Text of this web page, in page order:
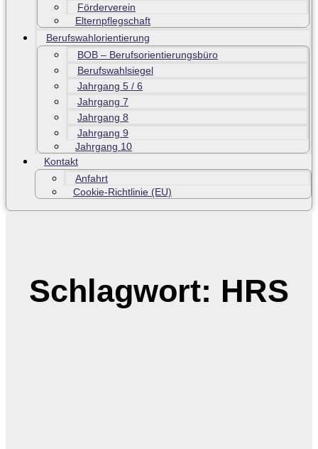
Förderverein
Elternpflegschaft
Berufswahlorientierung
BOB – Berufsorientierungsbüro
Berufswahlsiegel
Jahrgang 5 / 6
Jahrgang 7
Jahrgang 8
Jahrgang 9
Jahrgang 10
Kontakt
Anfahrt
Cookie-Richtlinie (EU)
Schlagwort: HRS